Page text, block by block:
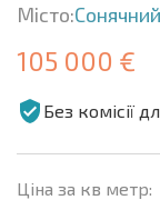
Місто:
105 000 €
Без комісії
Ціна за кв метр: